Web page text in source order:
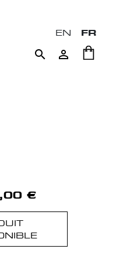
EN FR
 
€